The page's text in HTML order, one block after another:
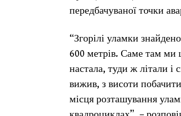
передбачуваної точки
“Згорілі уламки
600 метрів. Саме там ми
настала, туди ж літали і
вижив, з висоти
місця розташування